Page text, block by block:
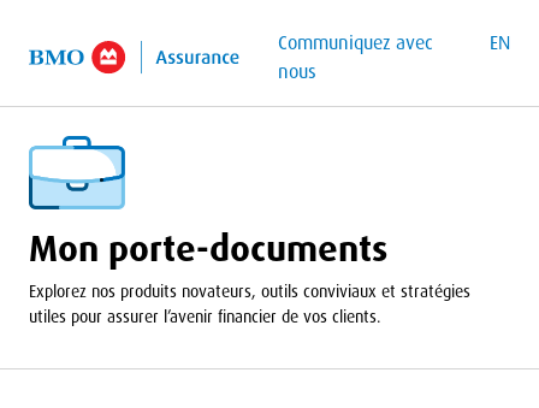
Communiquez avec
nous
EN
Mon porte-documents
Explorez nos produits novateurs, outils conviviaux et stratégies
utiles pour assurer l’avenir financier de vos clients.